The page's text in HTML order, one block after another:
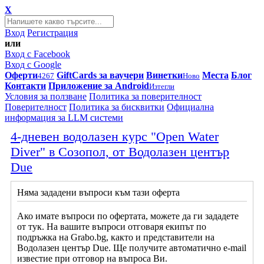
X
Вход Регистрация
или
Вход с Facebook
Вход с Google
Оферти4267 GiftCards за ваучери ВинеткиНово Места Блог
Контакти Приложение за AndroidИзтегли
Условия за ползване Политика за поверителност
Поверителност Политика за бисквитки Официална
информация за LLM системи
4-дневен водолазен курс "Open Water
Diver" в Созопол, от Водолазен център
Due
Няма зададени въпроси към тази оферта
Ако имате въпроси по офертата, можете да ги зададете
от тук. На вашите въпроси отговаря екипът по
подръжка на Grabo.bg, както и представители на
Водолазен център Due. Ще получите автоматично e-mail
известие при отговор на въпроса Ви.